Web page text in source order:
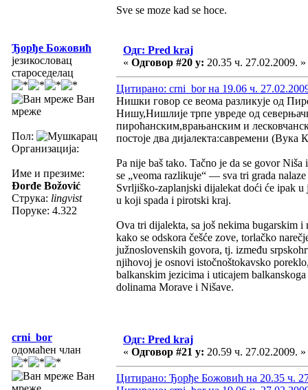
Sve se moze kad se hoce.
Ђорђе Божовић
језикословац
староседелац
Ван
мреже
Пол:
Организација:
Име и презиме:
Đorđe Božović
Струка: lingvist
Поруке: 4.322
Одг: Pred kraj
« Одговор #20 у: 20.35 ч. 27.02.2009. »
Цитирано: crni_bor на 19.06 ч.
Нишки говор се веома разликује од
Нишу,Нишлије трпе увреде од
пироћанским,врањанским и
постоје два дијалекта:савремени
Pa nije baš tako. Tačno je da se govor
se „veoma razlikuje“ — sva tri grada
Svrljiško-zaplanjski dijalekat doći će ipak
u koji spada i pirotski kraj.
Ova tri dijalekta, sa još nekima bugarskim
kako se odskora češće zove, torlačko
južnoslovenskih govora, tj. između
njihovoj je osnovi istočnoštokavsko
balkanskim jezicima i uticajem
dolinama Morave i Nišave.
crni_bor
одомаћен члан
Ван
Одг: Pred kraj
« Одговор #21 у: 20.59 ч. 27.02.2009. »
Цитирано: Ђорђе Божовић на 20.35 ч.